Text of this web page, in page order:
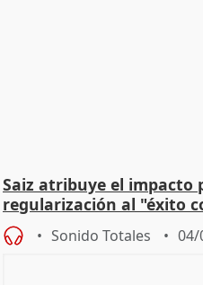
Saiz atribuye el impacto
regularización al "éxito
Sonido Totales 04/